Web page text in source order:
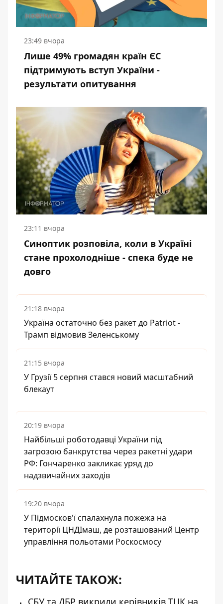
23:49 вчора
Лише 49% громадян країн ЄС
підтримують вступ України -
результати опитування
23:11 вчора
Синоптик розповіла, коли в Україні
стане прохолодніше - спека буде не
довго
21:18 вчора
Україна остаточно без ракет до Patriot -
Трамп відмовив Зеленському
21:15 вчора
У Грузії 5 серпня стався новий масштабний
блекаут
20:19 вчора
Найбільші роботодавці України під
загрозою банкрутства через ракетні удари
РФ: Гончаренко закликає уряд до
надзвичайних заходів
19:20 вчора
У Підмосков'ї спалахнула пожежа на
території ЦНДІмаш, де розташований Центр
управління польотами Роскосмосу
ЧИТАЙТЕ ТАКОЖ: